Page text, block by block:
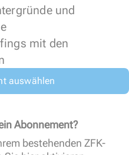
und
mit den
auswählen
Abonnement?
bestehenden ZFK-